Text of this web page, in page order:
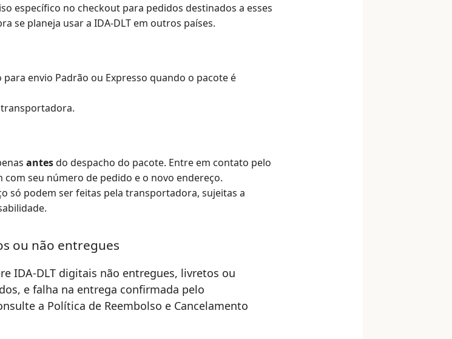
específico no checkout para pedidos destinados a esses
se planeja usar a IDA-DLT em outros países.
envio Padrão ou Expresso quando o pacote é
antesdo despacho do pacote. Entre em contato pelo
com seu número de pedido e o novo endereço.
só podem ser feitas pela transportadora, sujeitas a
ou não entregues
IDA-DLT digitais não entregues, livretos ou
e falha na entrega confirmada pelo
a Política de Reembolso e Cancelamento